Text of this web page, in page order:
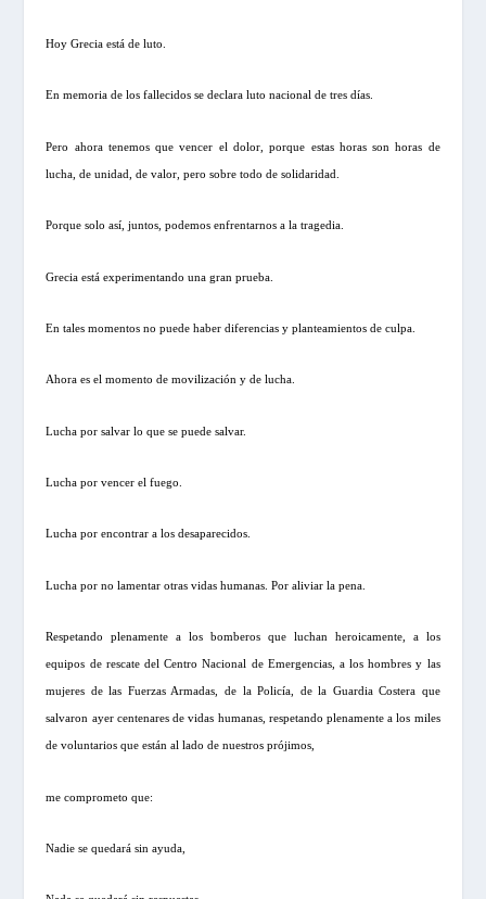
Hoy Grecia está de luto.
En memoria de los fallecidos se declara luto nacional de tres días.
Pero ahora tenemos que vencer el dolor, porque estas horas son horas de
lucha, de unidad, de valor, pero sobre todo de solidaridad.
Porque solo así, juntos, podemos enfrentarnos a la tragedia.
Grecia está experimentando una gran prueba.
En tales momentos no puede haber diferencias y planteamientos de culpa.
Ahora es el momento de movilización y de lucha.
Lucha por salvar lo que se puede salvar.
Lucha por vencer el fuego.
Lucha por encontrar a los desaparecidos.
Lucha por no lamentar otras vidas humanas. Por aliviar la pena.
Respetando plenamente a los bomberos que luchan heroicamente, a los
equipos de rescate del Centro Nacional de Emergencias, a los hombres y las
mujeres de las Fuerzas Armadas, de la Policía, de la Guardia Costera que
salvaron ayer centenares de vidas humanas, respetando plenamente a los miles
de voluntarios que están al lado de nuestros prójimos,
me comprometo que:
Nadie se quedará sin ayuda,